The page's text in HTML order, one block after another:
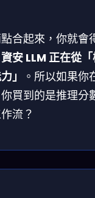
合起來，你就
資安 LLM 正在從
」
。所以如果
買到的是推理分
流？